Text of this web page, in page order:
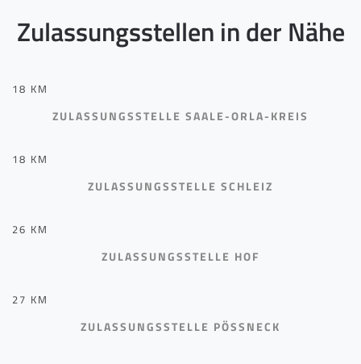
Zulassungsstellen in der Nähe
18 KM
ZULASSUNGSSTELLE SAALE-ORLA-KREIS
18 KM
ZULASSUNGSSTELLE SCHLEIZ
26 KM
ZULASSUNGSSTELLE HOF
27 KM
ZULASSUNGSSTELLE PÖSSNECK